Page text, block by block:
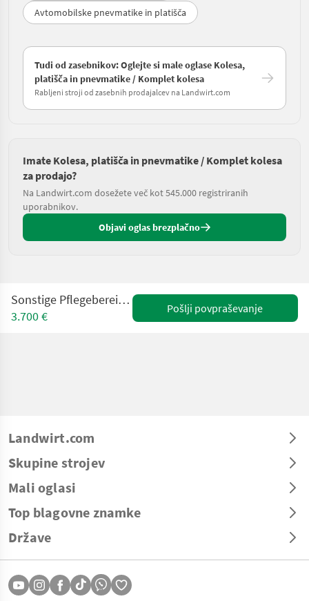
Avtomobilske pnevmatike in platišča
Tudi od zasebnikov: Oglejte si male oglase Kolesa,
platišča in pnevmatike / Komplet kolesa
Rabljeni stroji od zasebnih prodajalcev na Landwirt.com
Imate Kolesa, platišča in pnevmatike / Komplet kolesa
za prodajo?
Na Landwirt.com dosežete več kot 545.000 registriranih
uporabnikov.
Objavi oglas brezplačno
Sonstige Pflegebereifung Taurus Soilsaver
3.700 €
Pošlji povpraševanje
Landwirt.com
Skupine strojev
Mali oglasi
Top blagovne znamke
Države